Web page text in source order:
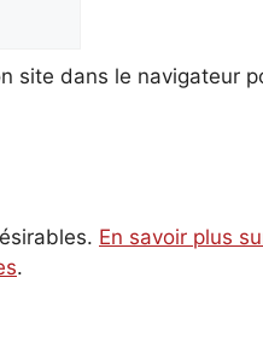
site dans le navigateur
En savoir plus
.